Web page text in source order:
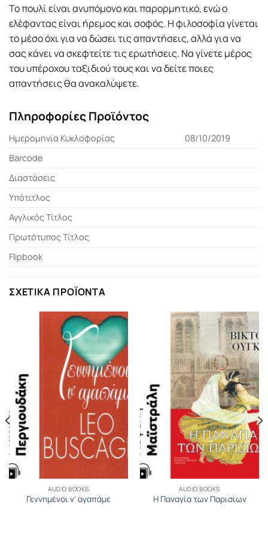
Το πουλί είναι ανυπόμονο και παρορμητικό, ενώ ο
ελέφαντας είναι ήρεμος και σοφός. Η φιλοσοφία γίνεται
το μέσο όχι για να δώσει τις απαντήσεις, αλλά για να
σας κάνει να σκεφτείτε τις ερωτήσεις. Να γίνετε μέρος
του υπέροχου ταξιδιού τους και να δείτε ποιες
απαντήσεις θα ανακαλύψετε.
Πληροφορίες Προϊόντος
Ημερομηνία Κυκλοφορίας
08/10/2019
Barcode
Διαστάσεις
Υπότιτλος
Αγγλικός Τίτλος
Πρωτότυπος Τίτλος
Flipbook
ΣΧΕΤΙΚΆ ΠΡΟΪΌΝΤΑ
AUDIO BOOKS
Γεννημένοι ν’ αγαπάμε
AUDIO BOOKS
Η Παναγία των Παρισίων